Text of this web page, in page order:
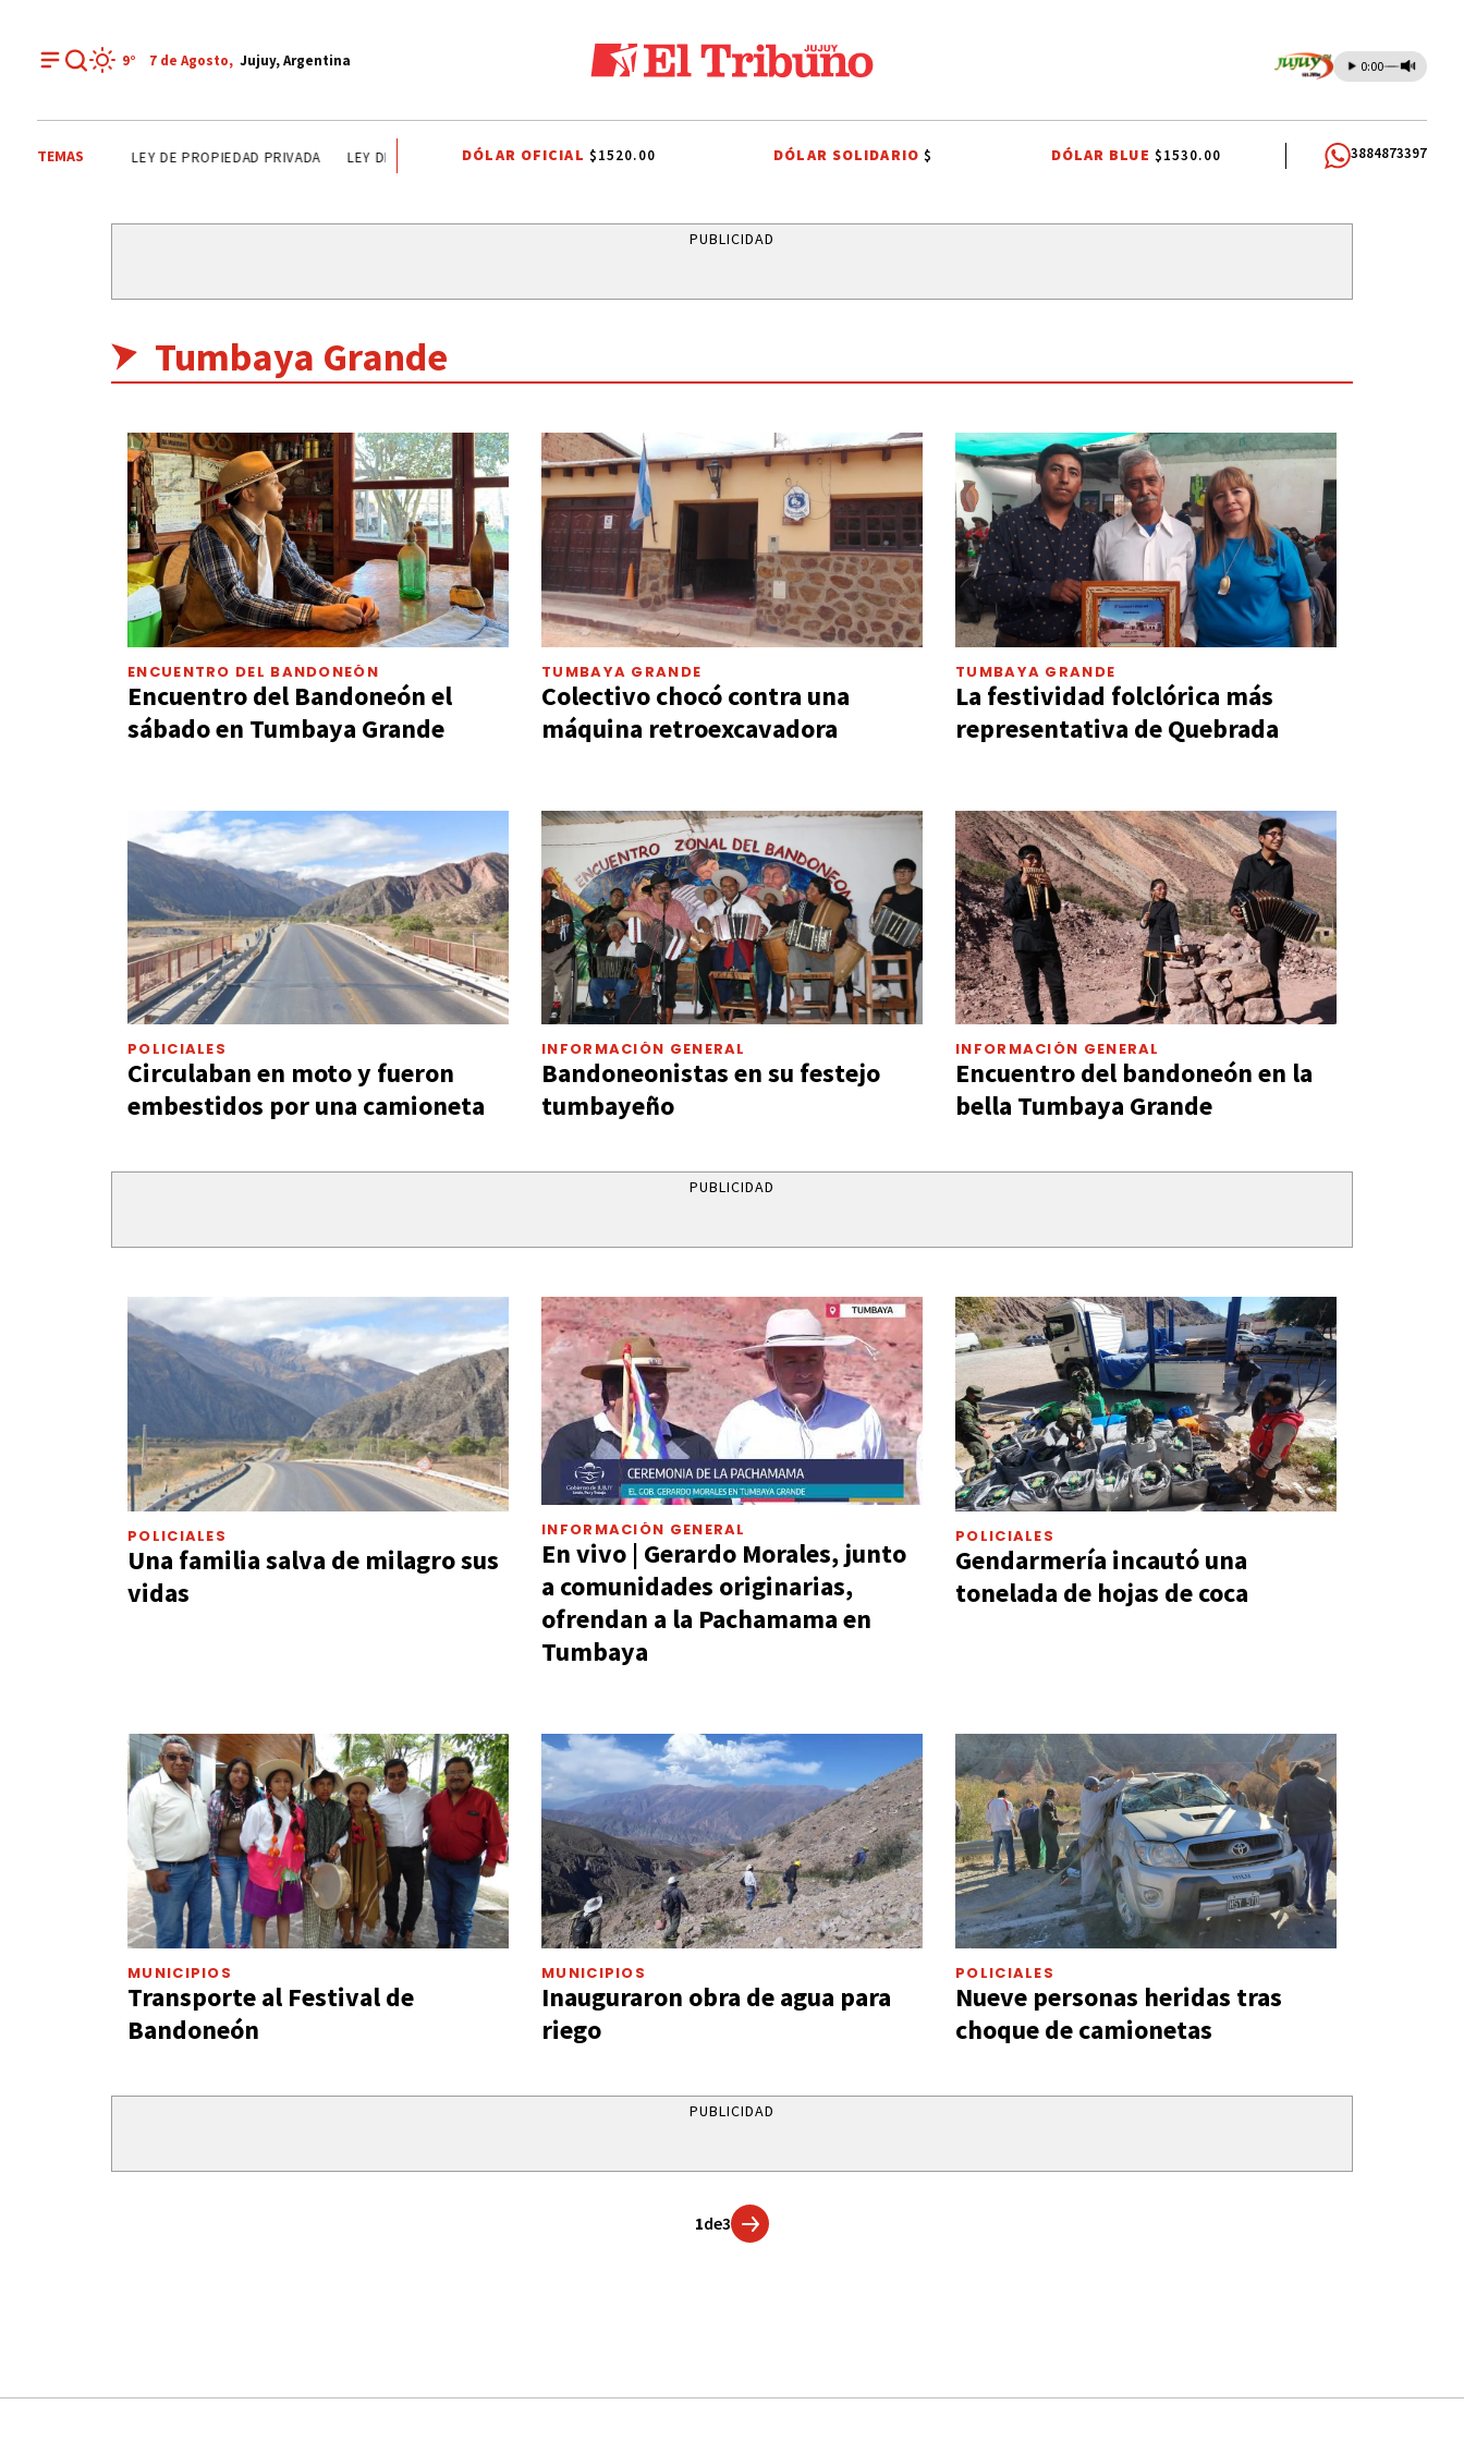
9° 7 de Agosto, Jujuy, Argentina 0:00
TEMAS
SALVADOR LEY DE PROPIEDAD PRIVADA LEY DE TIERRAS CANDELA ARIZAGA TALLERES DE OFICIOS FIESTAS PATRONALES FIESTAS PATRONALES LEY DE TIERRAS
DÓLAR OFICIAL $1520.00 DÓLAR SOLIDARIO$ DÓLAR BLUE $1530.00 3884873397
PUBLICIDAD
Tumbaya Grande
ENCUENTRO DEL BANDONEÓN
Encuentro del Bandoneón el
sábado en Tumbaya Grande
TUMBAYA GRANDE
Colectivo chocó contra una
máquina retroexcavadora
TUMBAYA GRANDE
La festividad folclórica más
representativa de Quebrada
POLICIALES
Circulaban en moto y fueron
embestidos por una camioneta
INFORMACIÓN GENERAL
Bandoneonistas en su festejo
tumbayeño
INFORMACIÓN GENERAL
Encuentro del bandoneón en la
bella Tumbaya Grande
PUBLICIDAD
POLICIALES
Una familia salva de milagro sus
vidas
INFORMACIÓN GENERAL
En vivo | Gerardo Morales, junto
a comunidades originarias,
ofrendan a la Pachamama en
Tumbaya
POLICIALES
Gendarmería incautó una
tonelada de hojas de coca
MUNICIPIOS
Transporte al Festival de
Bandoneón
MUNICIPIOS
Inauguraron obra de agua para
riego
POLICIALES
Nueve personas heridas tras
choque de camionetas
PUBLICIDAD
1de3